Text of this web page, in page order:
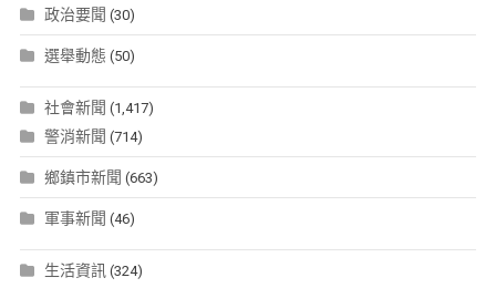
政治要聞 (30)
選舉動態 (50)
社會新聞 (1,417)
警消新聞 (714)
鄉鎮市新聞 (663)
軍事新聞 (46)
生活資訊(324)